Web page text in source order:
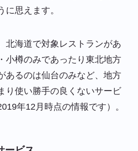
に思えます。
北海道で対象レストランがあ
小樽のみであったり東北地方
あるのは仙台のみなど、地方
り使い勝手の良くないサービ
年12月時点の情報です）。